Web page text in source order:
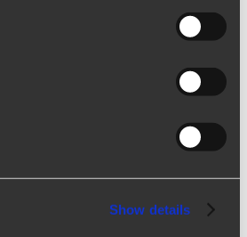
Show details
je choisir